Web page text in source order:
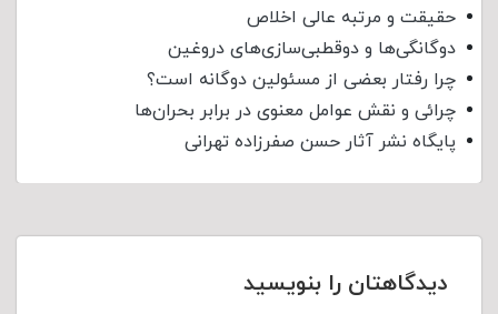
حقیقت و مرتبه عالی اخلاص
دوگانگی‌ها و دوقطبی‌سازی‌های دروغین
چرا رفتار بعضی از مسئولین دوگانه است؟
چرائی و نقش عوامل معنوی در برابر بحران‌ها
پایگاه نشر آثار حسن صفرزاده تهرانی
دیدگاهتان را بنویسید